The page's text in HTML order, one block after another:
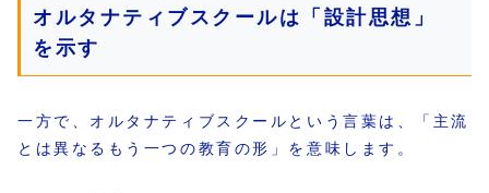
オルタナティブスクールは「設計思想」
を示す
一方で、オルタナティブスクールという言葉は、「主流
とは異なるもう一つの教育の形」を意味します。